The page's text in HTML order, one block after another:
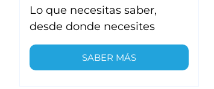
Lo que necesitas saber,
desde donde necesites
SABER MÁS